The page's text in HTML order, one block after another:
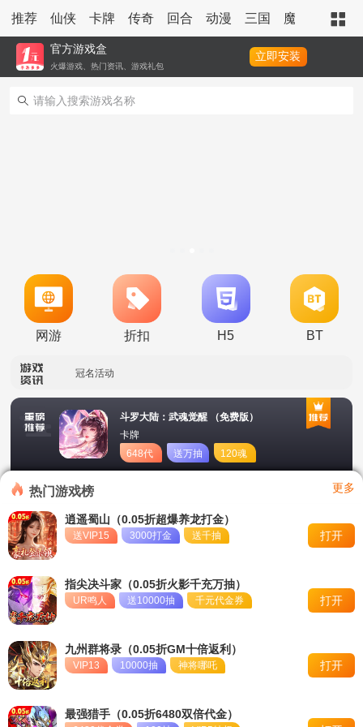
推荐 仙侠 卡牌 传奇 回合 动漫 三国 魔幻 策略
官方游戏盒
火爆游戏、热门资讯、游戏礼包
立即安装
网游 折扣 H5 BT
单日大额福利
冠名活动
转游活动
新区首日十倍超值返利
单日大额福利
斗罗大陆：武魂觉醒 （免费版）
卡牌
648代
币
送万抽
120魂
币
热门游戏榜 更多
逍遥蜀山（0.05折超爆养龙打金）
送VIP15 3000打金 送千抽 打开
指尖决斗家（0.05折火影千充万抽）
UR鸣人 送10000抽 千元代金券 打开
九州群将录（0.05折GM十倍返利）
VIP13 10000抽 神将哪吒 打开
最强猎手（0.05折6480双倍代金）